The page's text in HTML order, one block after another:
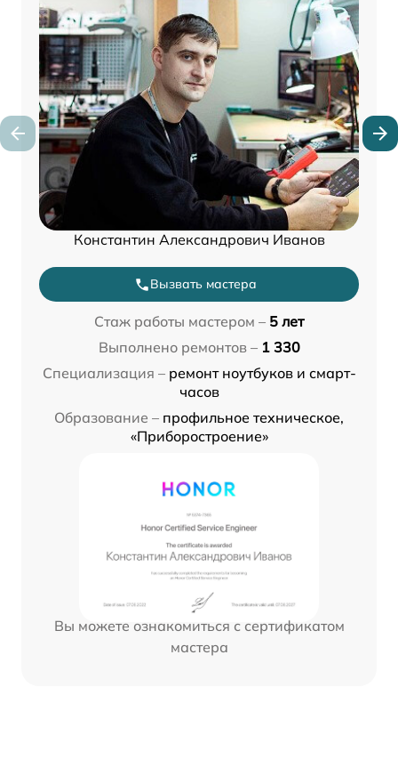
Константин Александрович Иванов
Вызвать мастера
Стаж работы мастером – 5 лет
Выполнено ремонтов – 1 330
Специализация – ремонт ноутбуков и смарт-
часов
Образование – профильное техническое,
«Приборостроение»
Вы можете ознакомиться с сертификатом
мастера